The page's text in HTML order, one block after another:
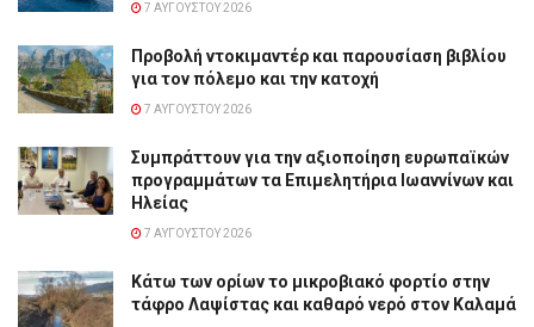
7 ΑΥΓΟΎΣΤΟΥ 2026
Προβολή ντοκιμαντέρ και παρουσίαση βιβλίου
για τον πόλεμο και την κατοχή
7 ΑΥΓΟΎΣΤΟΥ 2026
Συμπράττουν για την αξιοποίηση ευρωπαϊκών
προγραμμάτων τα Επιμελητήρια Ιωαννίνων και
Ηλείας
7 ΑΥΓΟΎΣΤΟΥ 2026
Κάτω των ορίων το μικροβιακό φορτίο στην
τάφρο Λαψίστας και καθαρό νερό στον Καλαμά